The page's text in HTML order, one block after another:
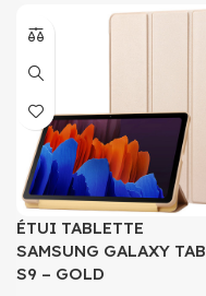
ÉTUI TABLETTE
SAMSUNG GALAXY TAB
S9 – GOLD